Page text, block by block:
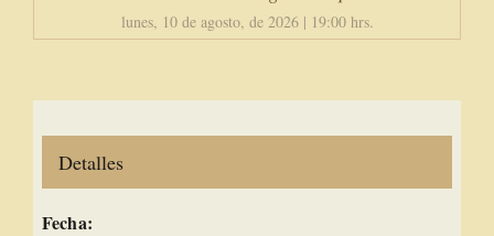
lunes, 10 de agosto, de 2026 | 19:00 hrs.
Detalles
Fecha: